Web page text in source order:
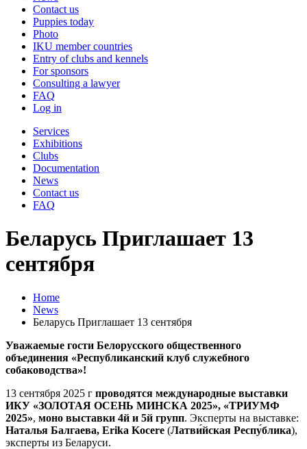
Contact us
Puppies today
Photo
IKU member countries
Entry of clubs and kennels
For sponsors
Consulting a lawyer
FAQ
Log in
Services
Exhibitions
Clubs
Documentation
News
Contact us
FAQ
Беларусь Приглашает 13
сентября
Home
News
Беларусь Приглашает 13 сентября
Уважаемые гости Белорусского общественного
объединения «Республиканский клуб служебного
собаководства»!
13 сентября 2025 г проводятся международные выставки
ИКУ «ЗОЛОТАЯ ОСЕНЬ МИНСКА 2025», «ТРИУМФ
2025», моно выставки 4й и 5й групп. Эксперты на выставке:
Наталья Балгаева, Erika Kocere (Латви́йская Респу́блика),
эксперты из Беларуси.